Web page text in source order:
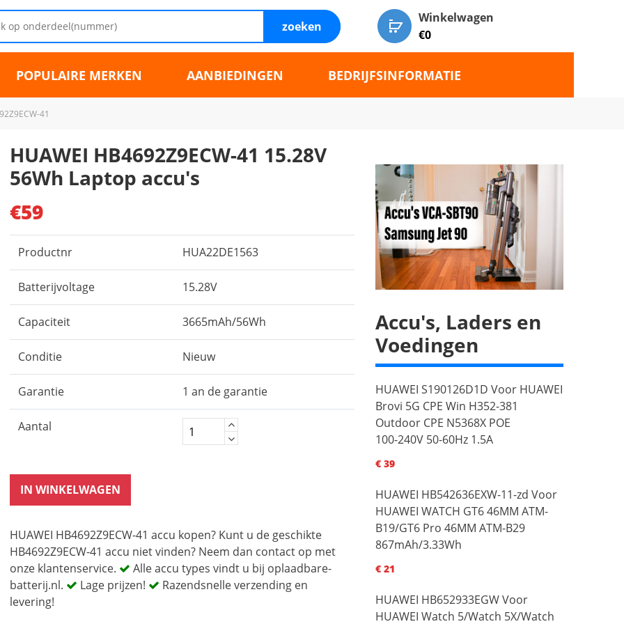
zoeken
Winkelwagen
€0
POPULAIRE MERKEN AANBIEDINGEN BEDRIJFSINFORMATIE
41
HUAWEI HB4692Z9ECW-41 15.28V
56Wh Laptop accu's
€59
Productnr HUA22DE1563
Batterijvoltage 15.28V
Capaciteit 3665mAh/56Wh
Conditie Nieuw
Garantie 1 an de garantie
Aantal
IN WINKELWAGEN
HUAWEI HB4692Z9ECW-41 accu kopen? Kunt u de geschikte
HB4692Z9ECW-41 accu niet vinden? Neem dan contact op met
onze klantenservice.
Alle accu types vindt u bij oplaadbare-
batterij.nl.
Lage prijzen!
Razendsnelle verzending en
levering!
Accu's, Laders en
Voedingen
HUAWEI S190126D1D Voor HUAWEI
Brovi 5G CPE Win H352-381
Outdoor CPE N5368X POE
100-240V 50-60Hz 1.5A
€ 39
HUAWEI HB542636EXW-11-zd Voor
HUAWEI WATCH GT6 46MM ATM-
B19/GT6 Pro 46MM ATM-B29
867mAh/3.33Wh
€ 21
HUAWEI HB652933EGW Voor
HUAWEI Watch 5/Watch 5X/Watch